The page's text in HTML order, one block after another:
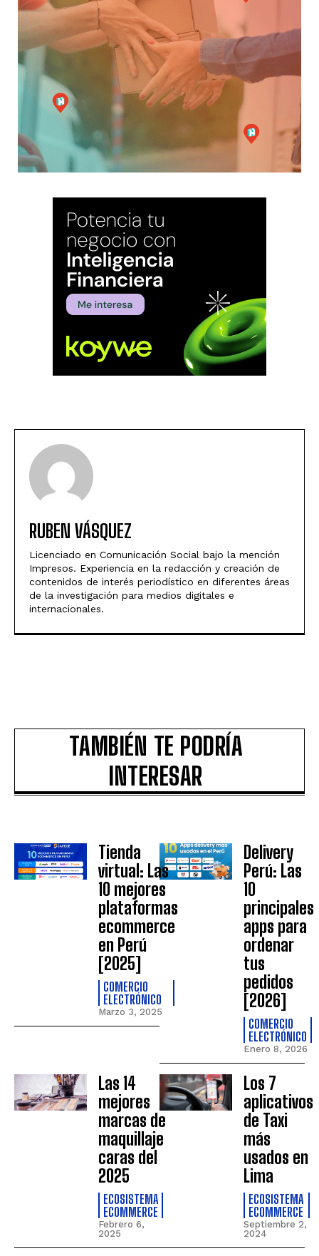
RUBEN VÁSQUEZ
Licenciado en Comunicación Social bajo la mención
Impresos. Experiencia en la redacción y creación de
contenidos de interés periodístico en diferentes áreas
de la investigación para medios digitales e
internacionales.
TAMBIÉN TE PODRÍA
INTERESAR
Tienda
virtual: Las
10 mejores
plataformas
ecommerce
en Perú
[2025]
COMERCIO
ELECTRÓNICO
Marzo 3, 2025
Delivery
Perú: Las
10
principales
apps para
ordenar
tus
pedidos
[2026]
COMERCIO
ELECTRÓNICO
Enero 8, 2026
Las 14
mejores
marcas de
maquillaje
caras del
2025
ECOSISTEMA
ECOMMERCE
Febrero 6,
2025
Los 7
aplicativos
de Taxi
más
usados en
Lima
ECOSISTEMA
ECOMMERCE
Septiembre 2,
2024